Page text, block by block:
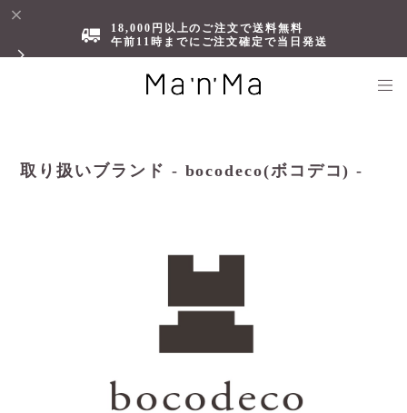
18,000円以上のご注文で送料無料
午前11時までにご注文確定で当日発送
取り扱いブランド - bocodeco(ボコデコ) -